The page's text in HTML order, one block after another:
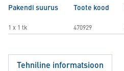
Pakendi suurus Toote kood
1 x 1 tk 470929
Tehniline informatsioon